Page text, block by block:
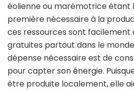
éolienne ou marémotrice étant
première nécessaire à la
ces ressources sont facilement
gratuites partout dans le
dépense nécessaire est de
pour capter son énergie.
être produite localement, elle